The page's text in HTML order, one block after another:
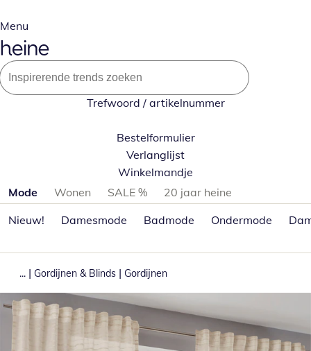
Menu
Trefwoord / artikelnummer
Bestelformulier
Verlanglijst
Winkelmandje
Productcategorieën overslaan
Mode Wonen SALE %
20 jaar heine
Nieuw!
Damesmode Badmode Ondermode
... | Gordijnen & Blinds | Gordijnen